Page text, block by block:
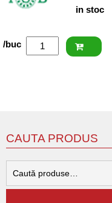
in stoc
Cantitate
2205)
/buc
CAUTA PRODUS